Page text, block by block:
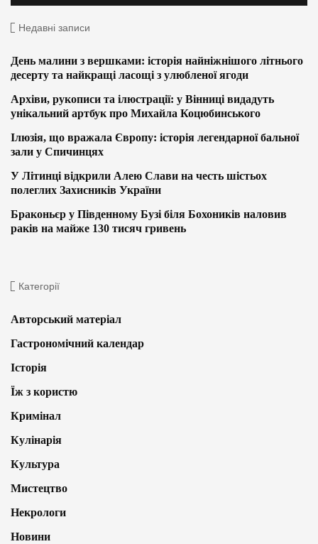
Недавні записи
День малини з вершками: історія найніжнішого літнього
десерту та найкращі ласощі з улюбленої ягоди
Архіви, рукописи та ілюстрації: у Вінниці видадуть
унікальний артбук про Михайла Коцюбинського
Ілюзія, що вражала Європу: історія легендарної бальної
зали у Спичинцях
У Літинці відкрили Алею Слави на честь шістьох
полеглих Захисників України
Браконьєр у Південному Бузі біля Бохоників наловив
раків на майже 130 тисяч гривень
Категорії
Авторський матеріал
Гастрономічний календар
Історія
Їж з користю
Кримінал
Кулінарія
Культура
Мистецтво
Некрологи
Новини